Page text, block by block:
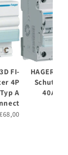
FI-
4P
A
HAGER
40A